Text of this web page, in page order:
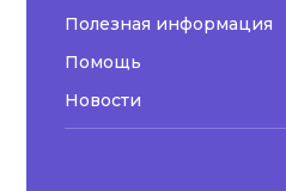
Полезная информация
Помощь
Новости